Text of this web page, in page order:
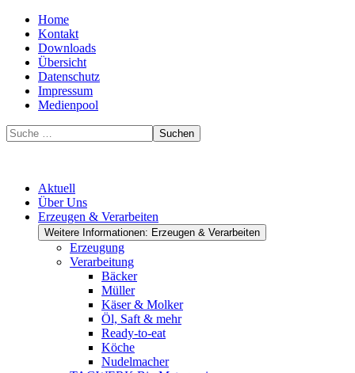
Home
Kontakt
Downloads
Übersicht
Datenschutz
Impressum
Medienpool
Suchen
Aktuell
Über Uns
Erzeugen & Verarbeiten
Weitere Informationen: Erzeugen & Verarbeiten
Erzeugung
Verarbeitung
Bäcker
Müller
Käser & Molker
Öl, Saft & mehr
Ready-to-eat
Köche
Nudelmacher